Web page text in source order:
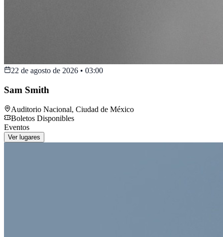
22 de agosto de 2026 • 03:00
Sam Smith
Auditorio Nacional, Ciudad de México
Boletos Disponibles
Eventos
Ver lugares